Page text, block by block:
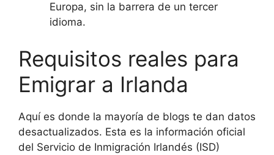
Europa, sin la barrera de un tercer
idioma.
Requisitos reales para
Emigrar a Irlanda
Aquí es donde la mayoría de blogs te dan datos
desactualizados. Esta es la información oficial
del Servicio de Inmigración Irlandés (ISD)